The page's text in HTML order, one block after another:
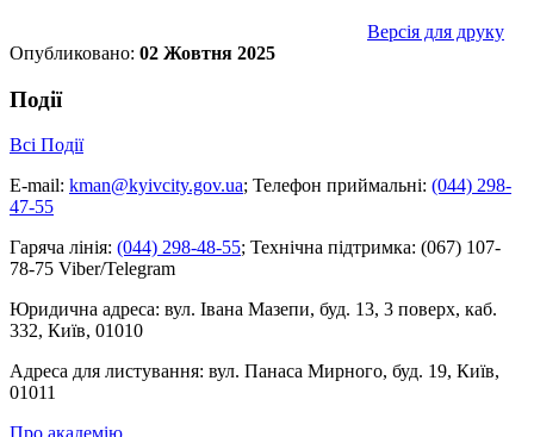
Версія для друку
Опубликовано: 02 Жовтня 2025
Події
Всі Події
E-mail: kman@kyivcity.gov.ua; Телефон приймальні: (044) 298-
47-55
Гаряча лінія: (044) 298-48-55; Технічна підтримка: (067) 107-
78-75 Viber/Telegram
Юридична адреса: вул. Івана Мазепи, буд. 13, 3 поверх, каб.
332, Київ, 01010
Адреса для листування: вул. Панаса Мирного, буд. 19, Київ,
01011